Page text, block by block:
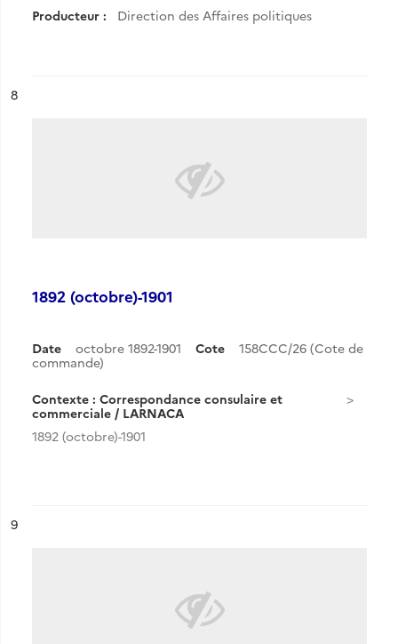
Producteur : Direction des Affaires politiques
n°
8
1892 (octobre)-1901
Date octobre 1892-1901 Cote
158CCC/26 (Cote de
commande)
Contexte : Correspondance consulaire et
commerciale / LARNACA
1892 (octobre)-1901
n°
9